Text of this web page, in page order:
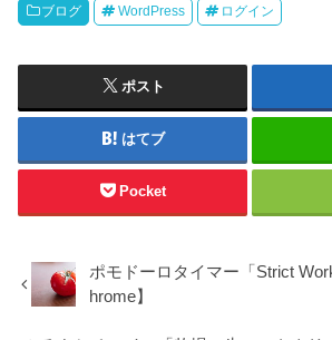
ブログ WordPress ログイン
ポスト
はてブ
Pocket
ポモドーロタイマー「Strict
hrome】